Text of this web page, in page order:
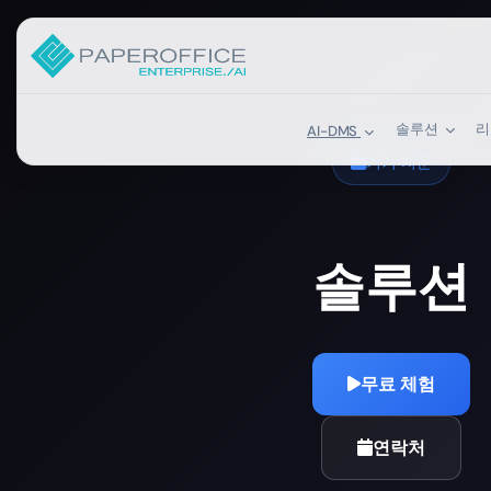
AI-DMS 솔루션
기기 지문
솔루션
무료 체험
연락처